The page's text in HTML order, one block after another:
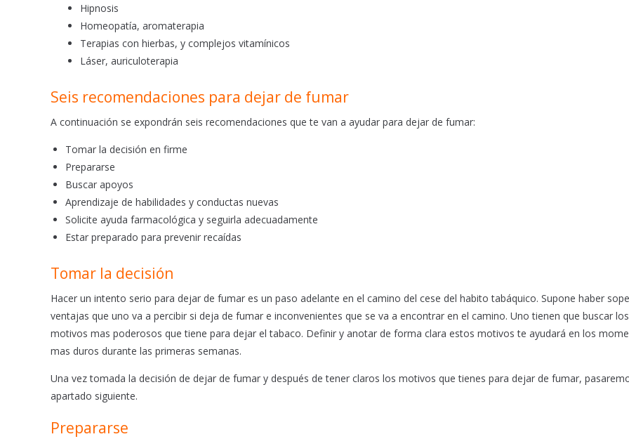
Hipnosis
Homeopatía, aromaterapia
Terapias con hierbas, y complejos vitamínicos
Láser, auriculoterapia
Seis recomendaciones para dejar de fumar
A continuación se expondrán seis recomendaciones que te van a ayudar para dejar de fumar:
Tomar la decisión en firme
Prepararse
Buscar apoyos
Aprendizaje de habilidades y conductas nuevas
Solicite ayuda farmacológica y seguirla adecuadamente
Estar preparado para prevenir recaídas
Tomar la decisión
Hacer un intento serio para dejar de fumar es un paso adelante en el camino del cese del habito tabáquico. Supone haber
ventajas que uno va a percibir si deja de fumar e inconvenientes que se va a encontrar en el camino. Uno tienen que buscar los
motivos mas poderosos que tiene para dejar el tabaco. Definir y anotar de forma clara estos motivos te ayudará en los
mas duros durante las primeras semanas.
Una vez tomada la decisión de dejar de fumar y después de tener claros los motivos que tienes para dejar de fumar,
apartado siguiente.
Prepararse